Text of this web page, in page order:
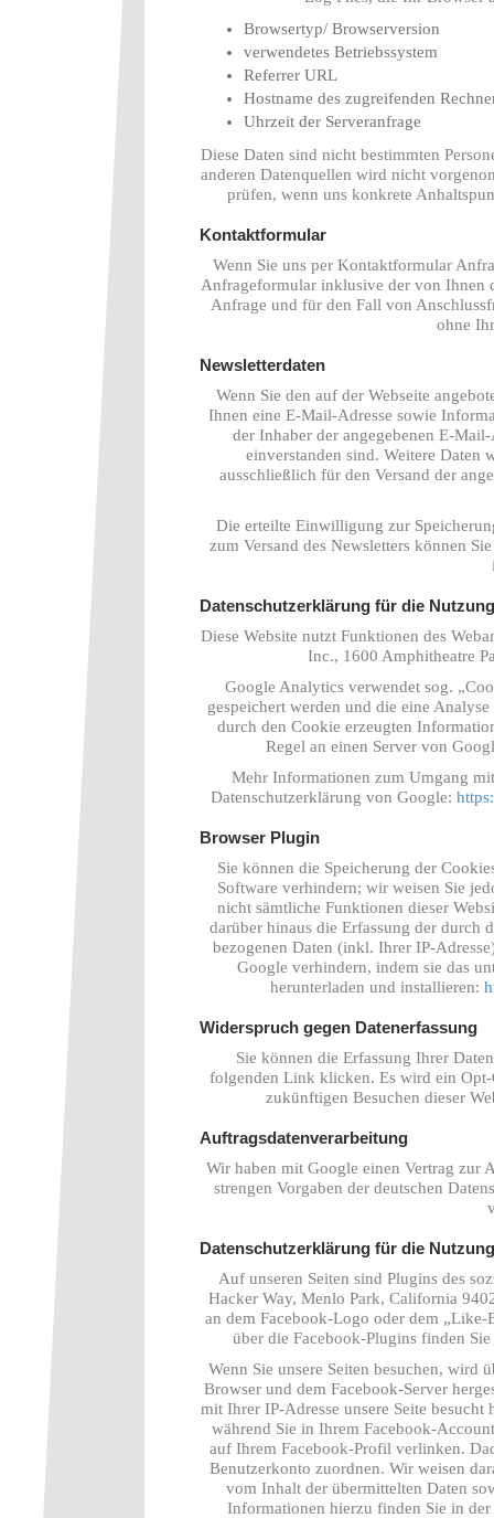
Browsertyp/ Browserversion
verwendetes Betriebssystem
Referrer URL
Hostname des zugreifenden
Uhrzeit der Serveranfrage
Diese Daten sind nicht bestimmten
anderen Datenquellen wird nicht
prüfen, wenn uns konkrete
Kontaktformular
Wenn Sie uns per Kontaktformular
Anfrageformular inklusive der von Ihnen
Anfrage und für den Fall von
ohne
Newsletterdaten
Wenn Sie den auf der Webseite
Ihnen eine E-Mail-Adresse sowie
der Inhaber der angegebenen E-
einverstanden sind. Weitere Daten
ausschließlich für den Versand der
Die erteilte Einwilligung zur
zum Versand des Newsletters können
Datenschutzerklärung für die
Diese Website nutzt Funktionen des
Inc., 1600 Amphitheatre
Google Analytics verwendet sog.
gespeichert werden und die eine
durch den Cookie erzeugten
Regel an einen Server von
Mehr Informationen zum Umgang
Datenschutzerklärung von Google:
Browser Plugin
Sie können die Speicherung der
Software verhindern; wir weisen Sie
nicht sämtliche Funktionen dieser
darüber hinaus die Erfassung der durch
bezogenen Daten (inkl. Ihrer IP-
Google verhindern, indem sie das
herunterladen und installieren:
Widerspruch gegen Datenerfassung
Sie können die Erfassung Ihrer
folgenden Link klicken. Es wird ein Opt-
zukünftigen Besuchen dieser
Auftragsdatenverarbeitung
Wir haben mit Google einen Vertrag zur
strengen Vorgaben der deutschen
Datenschutzerklärung für die
Auf unseren Seiten sind Plugins des
Hacker Way, Menlo Park, California
an dem Facebook-Logo oder dem
über die Facebook-Plugins finden
Wenn Sie unsere Seiten besuchen, wird
Browser und dem Facebook-Server
mit Ihrer IP-Adresse unsere Seite
während Sie in Ihrem Facebook-
auf Ihrem Facebook-Profil verlinken.
Benutzerkonto zuordnen. Wir weisen
vom Inhalt der übermittelten Daten
Informationen hierzu finden Sie in